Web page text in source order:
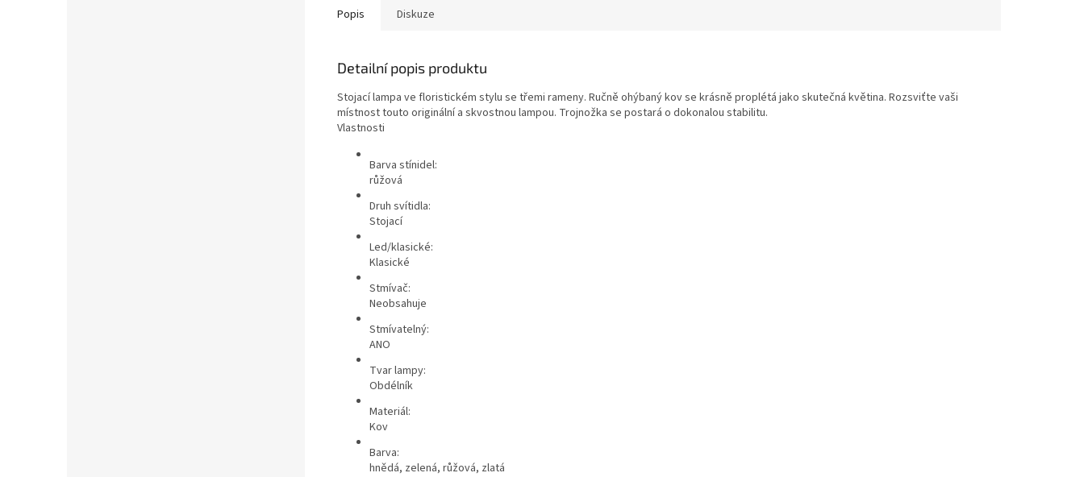
Popis Diskuze
Detailní popis produktu
Stojací lampa ve floristickém stylu se třemi rameny. Ručně ohýbaný kov se krásně proplétá jako skutečná květina. Rozsviťte vaši
místnost touto originální a skvostnou lampou. Trojnožka se postará o dokonalou stabilitu.
Vlastnosti
Barva stínidel:
růžová
Druh svítidla:
Stojací
Led/klasické:
Klasické
Stmívač:
Neobsahuje
Stmívatelný:
ANO
Tvar lampy:
Obdélník
Materiál:
Kov
Barva:
hnědá, zelená, růžová, zlatá